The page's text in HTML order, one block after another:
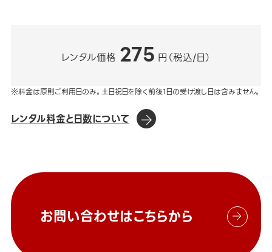
レンタル価格 275 円（税込/日）
※料金は原則ご利用日のみ。土日祝日を除く前後1日の受け渡し日は含みません。
レンタル料金と日数について
お問い合わせはこちらから